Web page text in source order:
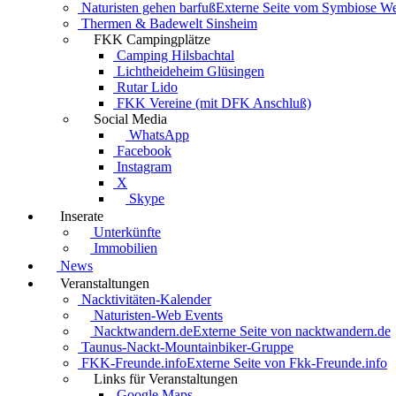
Naturisten gehen barfußExterne Seite vom Symbiose
Thermen & Badewelt Sinsheim
FKK Campingplätze
Camping Hilsbachtal
Lichtheideheim Glüsingen
Rutar Lido
FKK Vereine (mit DFK Anschluß)
Social Media
WhatsApp
Facebook
Instagram
X
Skype
Inserate
Unterkünfte
Immobilien
News
Veranstaltungen
Nacktivitäten-Kalender
Naturisten-Web Events
Nacktwandern.deExterne Seite von nacktwandern.de
Taunus-Nackt-Mountainbiker-Gruppe
FKK-Freunde.infoExterne Seite von Fkk-Freunde.info
Links für Veranstaltungen